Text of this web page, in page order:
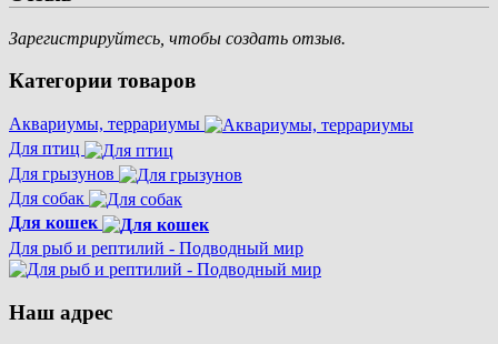
Зарегистрируйтесь, чтобы создать отзыв.
Категории товаров
Аквариумы, террариумы
Для птиц
Для грызунов
Для собак
Для кошек
Для рыб и рептилий - Подводный мир
Наш адрес